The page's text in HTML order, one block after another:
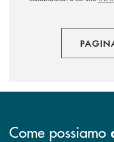
Come possiamo